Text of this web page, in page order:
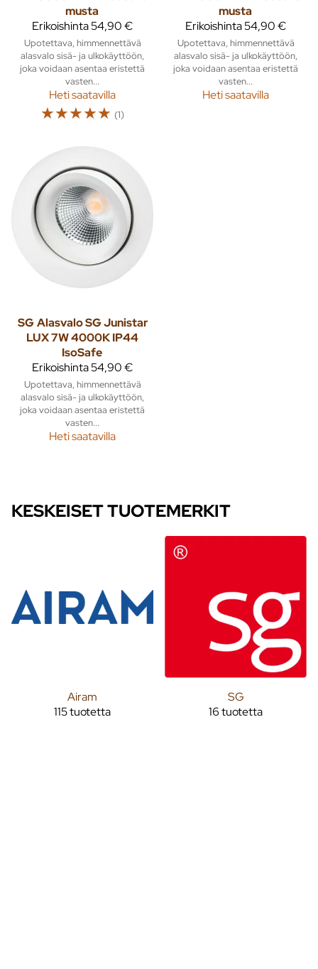
musta
Erikoishinta54,90 €
Upotettava, himmennettävä
alasvalo sisä- ja ulkokäyttöön,
joka voidaan asentaa eristettä
vasten...
Heti saatavilla
☆☆☆☆☆ (1)
musta
Erikoishinta54,90 €
Upotettava, himmennettävä
alasvalo sisä- ja ulkokäyttöön,
joka voidaan asentaa eristettä
vasten...
Heti saatavilla
SGAlasvalo SG Junistar
LUX 7W 4000K IP44
IsoSafe
Erikoishinta54,90 €
Upotettava, himmennettävä
alasvalo sisä- ja ulkokäyttöön,
joka voidaan asentaa eristettä
vasten...
Heti saatavilla
KESKEISET TUOTEMERKIT
Airam
115 tuotetta
SG
16 tuotetta